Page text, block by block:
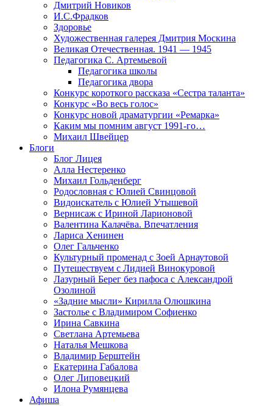
Дмитрий Новиков
И.С.Фрадков
Здоровье
Художественная галерея Дмитрия Москина
Великая Отечественная. 1941 — 1945
Педагогика С. Артемьевой
Педагогика школы
Педагогика двора
Конкурс короткого рассказа «Сестра таланта»
Конкурс «Во весь голос»
Конкурс новой драматургии «Ремарка»
Каким мы помним август 1991-го…
Михаил Швейцер
Блоги
Блог Лицея
Алла Нестеренко
Михаил Гольденберг
Родословная с Юлией Свинцовой
Видоискатель с Юлией Утышевой
Вернисаж с Ириной Ларионовой
Валентина Калачёва. Впечатления
Лариса Хенинен
Олег Гальченко
Культурный променад с Зоей Арнаутовой
Путешествуем с Лидией Винокуровой
Лазурный Берег без пафоса с Александрой
Озолиной
«Задние мысли» Кирилла Олюшкина
Застолье с Владимиром Софиенко
Ирина Савкина
Светлана Артемьева
Наталья Мешкова
Владимир Берштейн
Екатерина Габалова
Олег Липовецкий
Илона Румянцева
Афиша